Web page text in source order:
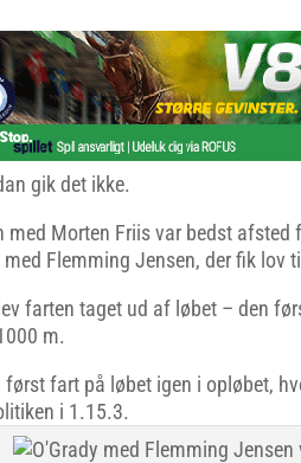
gik det ikke.
med Morten Friis var bedst
med Flemming Jensen, der fik
farten taget ud af løbet – den
m.
først fart på løbet igen i opløbet,
i 1.15.3.